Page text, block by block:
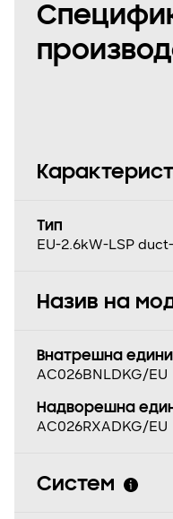
Tип
EU-2.6kW-LSP
Назив на
Внатрешна
AC026BNLDKG/EU
Надворешна
AC026RXADKG/EU
Систем